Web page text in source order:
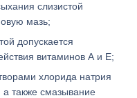
слизистой
мазь;
допускается
витаминов А и Е;
хлорида натрия
также смазывание